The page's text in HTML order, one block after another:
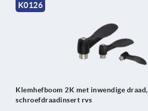
K0126
Klemhefboom 2K met inwendige draad,
schroefdraadinsert rvs